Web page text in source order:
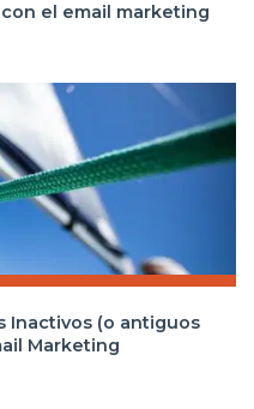
el email marketing
Inactivos (o antiguos
Marketing